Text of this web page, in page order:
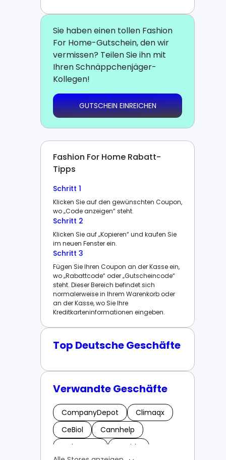
Sie haben einen tollen Fashion
For Home-Gutschein, den wir
vermissen? Teilen Sie ihn mit
Ihren Schnäppchenjäger-
Kollegen!
GUTSCHEIN EINREICHEN
Fashion For Home Rabatt-
Tipps
Schritt 1
Klicken Sie auf den gewünschten Coupon,
wo „Code anzeigen“ steht.
Schritt 2
Klicken Sie auf „Kopieren“ und kaufen Sie
im neuen Fenster ein.
Schritt 3
Fügen Sie Ihren Coupon an der Kasse ein,
wo „Rabattcode“ oder „Gutscheincode“
steht. Dieser Bereich befindet sich
normalerweise in Ihrem Warenkorb oder
an der Kasse, wo Sie Ihre
Kreditkarteninformationen eingeben.
Top Deutsche Geschäfte
Verwandte Geschäfte
CompanyDepot
Climaqx
CeBiol
Cannhelp
Colortoner
Casida